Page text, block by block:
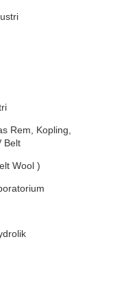
Rem, Kopling,
Belt
Wool )